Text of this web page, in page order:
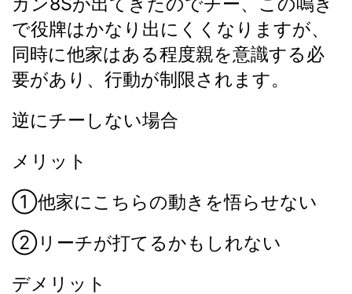
で役牌はかなり出にくくなりますが、
同時に他家はある程度親を意識する必
要があり、行動が制限されます。
逆にチーしない場合
メリット
①他家にこちらの動きを悟らせない
②リーチが打てるかもしれない
デメリット